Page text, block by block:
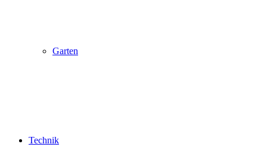
Garten
Technik